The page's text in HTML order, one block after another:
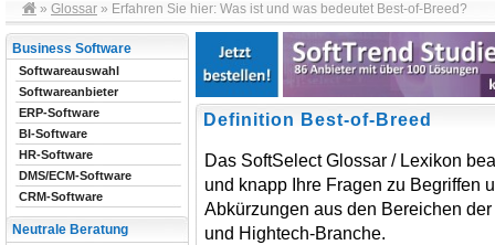
» Glossar » Erfahren Sie hier: Was ist und was bedeutet Best-of-Breed?
Definition Best-of-Breed
Das SoftSelect Glossar / Lexikon
und knapp Ihre Fragen zu Begriffen
Abkürzungen aus den Bereichen der
und Hightech-Branche.
Business Software
Softwareauswahl
Softwareanbieter
ERP-Software
BI-Software
HR-Software
DMS/ECM-Software
CRM-Software
Neutrale Beratung